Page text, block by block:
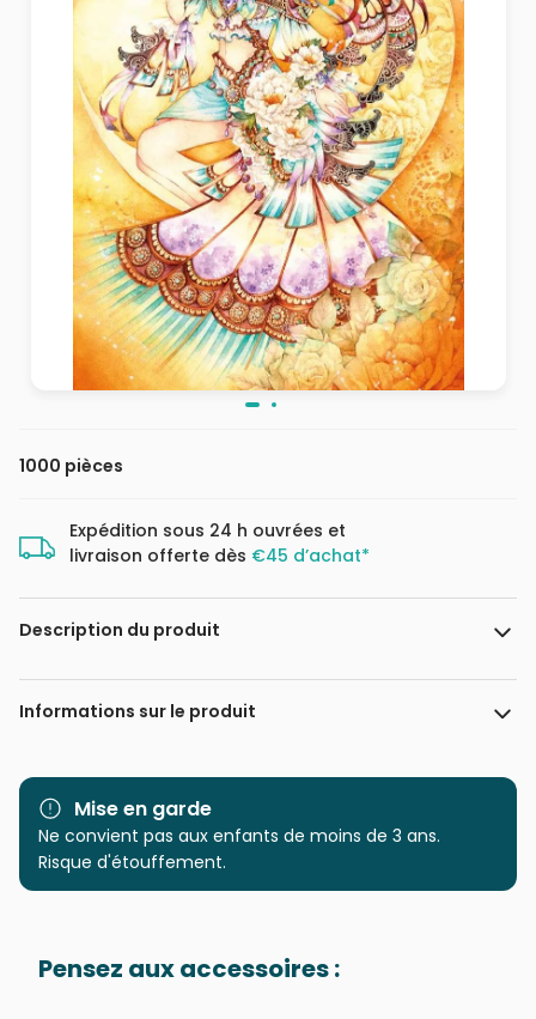
1000 pièces
Expédition sous 24 h ouvrées et
livraison offerte dès €45 d’achat*
Description du produit
Laverinne
Informations sur le produit
Marque Magnolia
Catégorie Puzzles - Art
Age
Puzzle pour Adultes (500 à
Provenance Puzzles fabriqués en France
Mise en garde
Ne convient pas aux enfants de moins de 3 ans.
Risque d'étouffement.
Pensez aux accessoires :